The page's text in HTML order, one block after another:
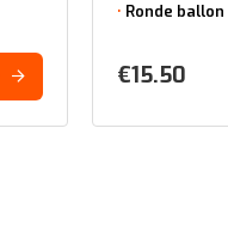
Ronde ballon
€15.50